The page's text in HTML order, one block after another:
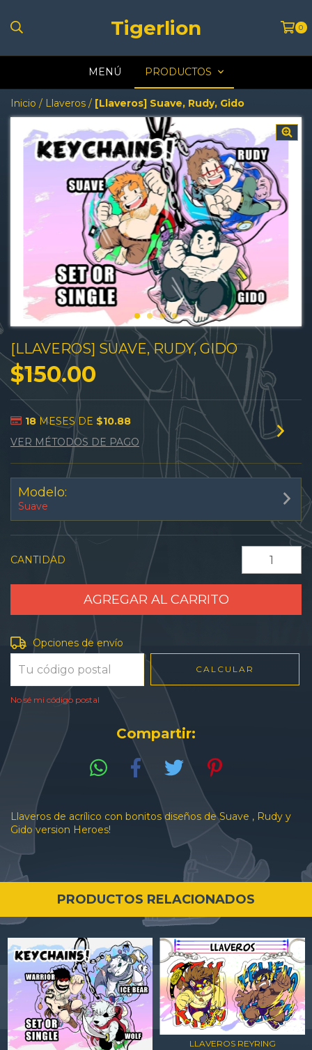
Tigerlion 0
MENÚ PRODUCTOS
Inicio / Llaveros / [Llaveros] Suave, Rudy, Gido
[LLAVEROS] SUAVE, RUDY, GIDO
$150.00
18MESES DE $10.88
VER MÉTODOS DE PAGO
Modelo:
Suave
CANTIDAD
Entregas para el CP:
Opciones de envío
CALCULAR
No sé mi código postal
Compartir:
Llaveros de acrílico con bonitos diseños de Suave , Rudy y
Gido version Heroes!
PRODUCTOS RELACIONADOS
LLAVEROS REYRING